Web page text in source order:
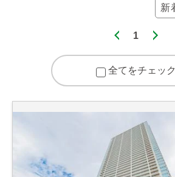
1
全てをチェック